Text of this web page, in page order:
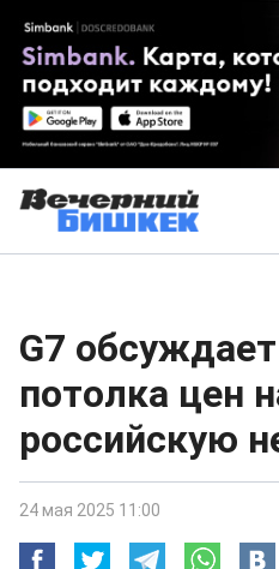
G7
потолка цен
российскую
24 мая 2025 11:00